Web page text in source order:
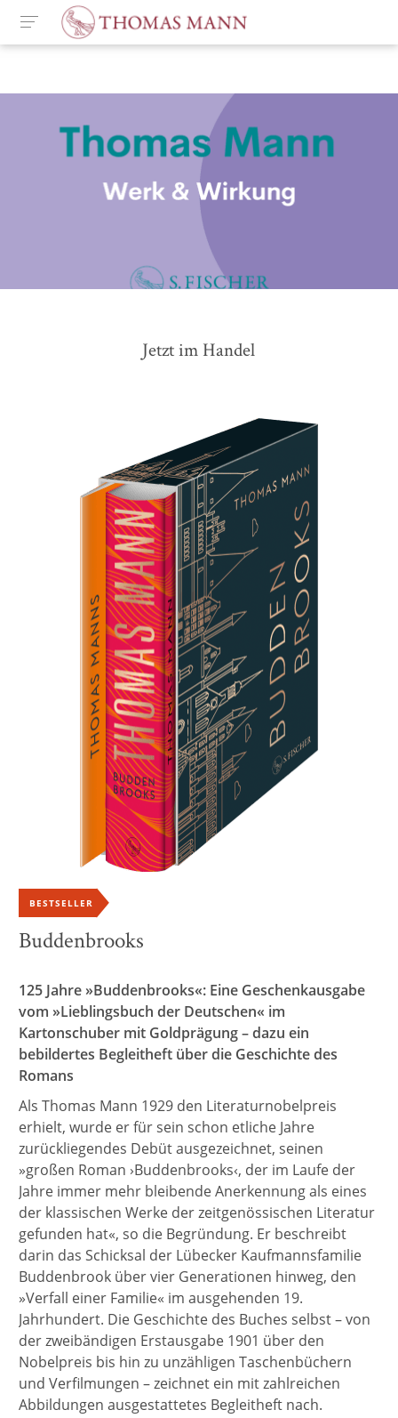
Jetzt im Handel
BESTSELLER
Buddenbrooks
125 Jahre »Buddenbrooks«: Eine Geschenkausgabe
vom »Lieblingsbuch der Deutschen« im
Kartonschuber mit Goldprägung – dazu ein
bebildertes Begleitheft über die Geschichte des
Romans
Als Thomas Mann 1929 den Literaturnobelpreis
erhielt, wurde er für sein schon etliche Jahre
zurückliegendes Debüt ausgezeichnet, seinen
»großen Roman ›Buddenbrooks‹, der im Laufe der
Jahre immer mehr bleibende Anerkennung als eines
der klassischen Werke der zeitgenössischen Literatur
gefunden hat«, so die Begründung. Er beschreibt
darin das Schicksal der Lübecker Kaufmannsfamilie
Buddenbrook über vier Generationen hinweg, den
»Verfall einer Familie« im ausgehenden 19.
Jahrhundert. Die Geschichte des Buches selbst – von
der zweibändigen Erstausgabe 1901 über den
Nobelpreis bis hin zu unzähligen Taschenbüchern
und Verfilmungen – zeichnet ein mit zahlreichen
Abbildungen ausgestattetes Begleitheft nach.